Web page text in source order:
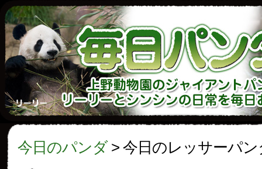
今日のパンダ> 今日のレッサーパン